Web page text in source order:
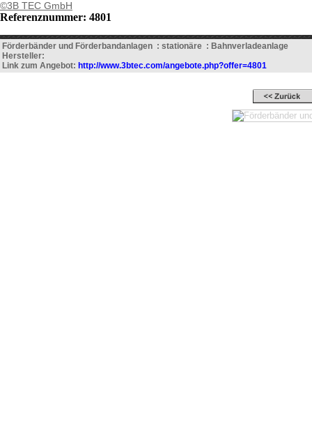
©3B TEC GmbH
Referenznummer: 4801
Förderbänder und Förderbandanlagen : stationäre : Bahnverladeanlage
Hersteller:
Link zum Angebot: http://www.3btec.com/angebote.php?offer=4801